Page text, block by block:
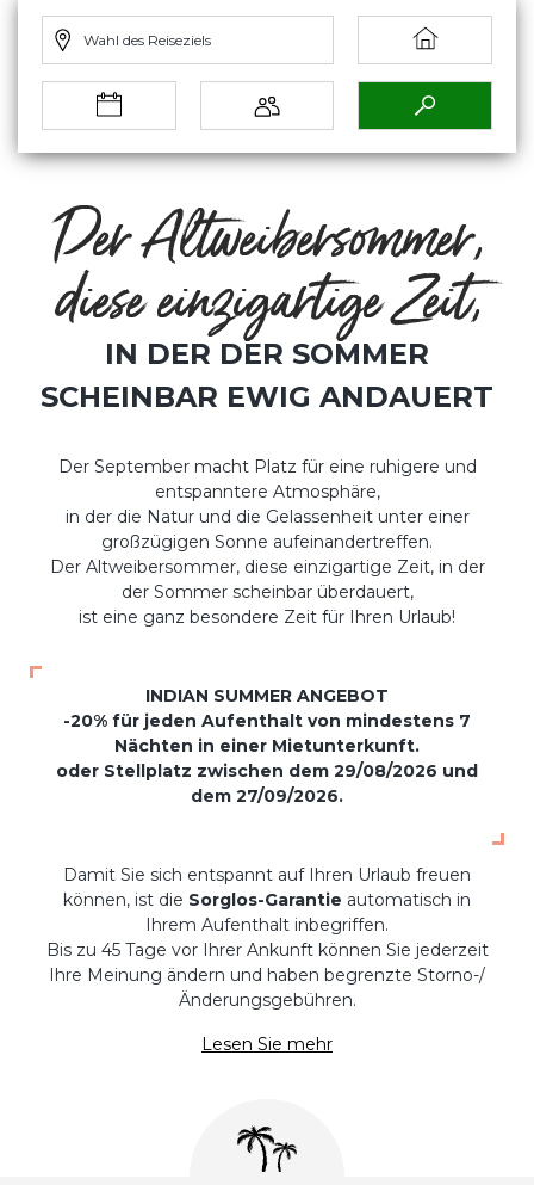
Wahl des Reiseziels
Der Altweibersommer,
diese einzigartige Zeit,
IN DER DER SOMMER
SCHEINBAR EWIG ANDAUERT
Der September macht Platz für eine ruhigere und
entspanntere Atmosphäre,
in der die Natur und die Gelassenheit unter einer
großzügigen Sonne aufeinandertreffen.
Der Altweibersommer, diese einzigartige Zeit, in der
der Sommer scheinbar überdauert,
ist eine ganz besondere Zeit für Ihren Urlaub!
INDIAN SUMMER ANGEBOT
-20% für jeden Aufenthalt von mindestens 7
Nächten in einer Mietunterkunft.
oder Stellplatz zwischen dem 29/08/2026 und
dem 27/09/2026.
Damit Sie sich entspannt auf Ihren Urlaub freuen
können, ist die Sorglos-Garantie automatisch in
Ihrem Aufenthalt inbegriffen.
Bis zu 45 Tage vor Ihrer Ankunft können Sie jederzeit
Ihre Meinung ändern und haben begrenzte Storno-/
Änderungsgebühren.
Lesen Sie mehr